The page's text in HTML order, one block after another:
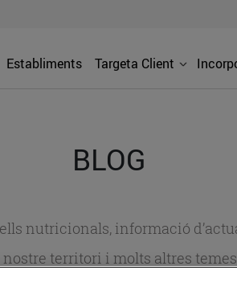
Establiments Targeta Client
BLOG
nutricionals, informació
nostre territori i molts altres